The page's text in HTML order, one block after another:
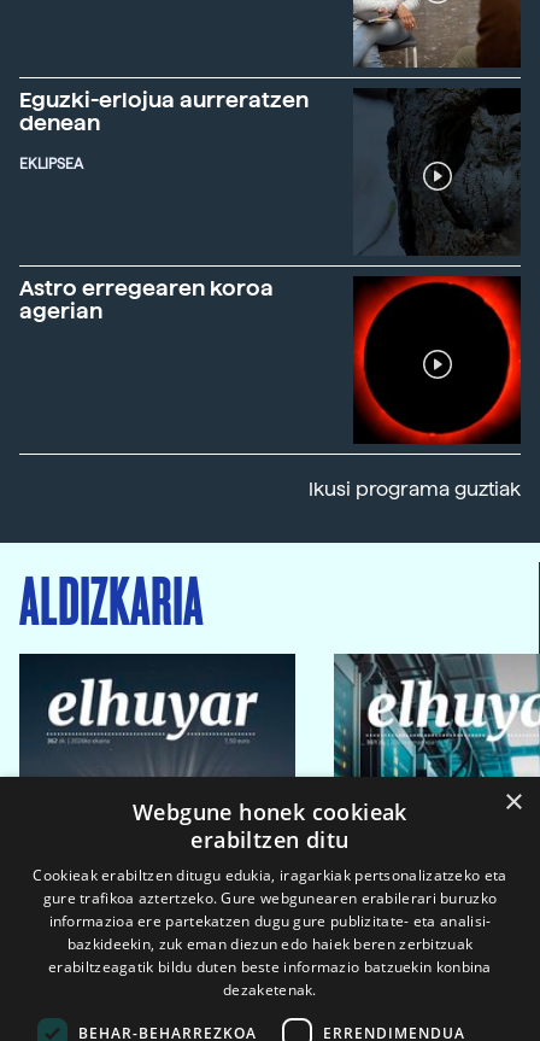
Eguzki-erlojua aurreratzen
denean
EKLIPSEA
Astro erregearen koroa
agerian
Ikusi programa guztiak
ALDIZKARIA
×
Webgune honek cookieak
erabiltzen ditu
Cookieak erabiltzen ditugu edukia, iragarkiak pertsonalizatzeko eta
gure trafikoa aztertzeko. Gure webgunearen erabilerari buruzko
informazioa ere partekatzen dugu gure publizitate- eta analisi-
bazkideekin, zuk eman diezun edo haiek beren zerbitzuak
erabiltzeagatik bildu duten beste informazio batzuekin konbina
dezaketenak.
BEHAR-BEHARREZKOA ERRENDIMENDUA